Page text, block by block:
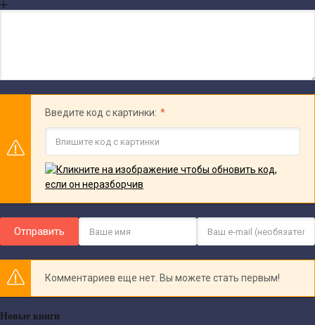
Введите код с картинки:
Отправить
Комментариев еще нет. Вы можете стать первым!
Новые книги